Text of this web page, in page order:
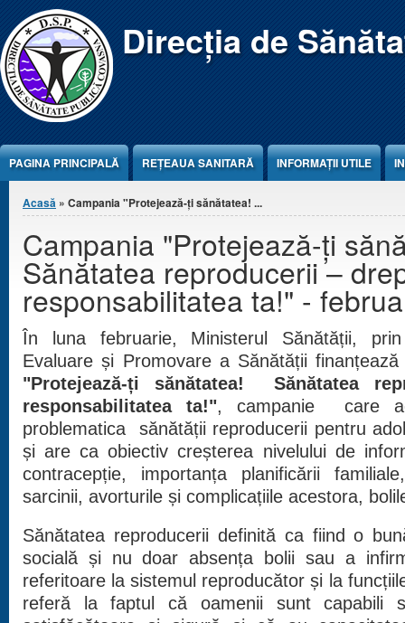
Jump to Content Direcția de
PAGINA PRINCIPALĂ REŢEAUA SANITARĂ INFORMAȚII UTILE
Eşti aici
Acasă » Campania "Protejează-ți sănătatea! ...
Campania "Protejează-ți
Sănătatea reproducerii –
responsabilitatea ta!" -
În luna februarie, Ministerul Sănătății,
Evaluare și Promovare a Sănătății
"Protejează-ți sănătatea! Sănătatea
responsabilitatea ta!", campanie care
problematica sănătății reproducerii pentru
și are ca obiectiv creșterea nivelului de
contracepție, importanța planificării
sarcinii, avorturile și complicațiile acestora,
Sănătatea reproducerii definită ca fiind o
socială și nu doar absența bolii sau a
referitoare la sistemul reproducător și la
referă la faptul că oamenii sunt capabili